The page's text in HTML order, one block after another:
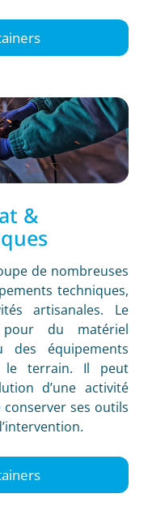
&
de nombreuses
techniques,
artisanales. Le
du matériel
des équipements
le terrain. Il peut
d’une activité
conserver ses outils